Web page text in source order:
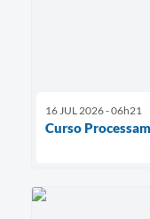
16 JUL 2026 - 06h21
Curso